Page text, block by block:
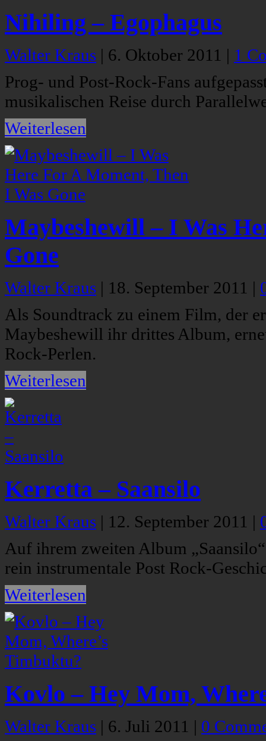
Nihiling – Egophagus
Walter Kraus | 6. Oktober 2011 | 1
Prog- und Post-Rock-Fans
musikalischen Reise durch
Weiterlesen
Maybeshewill – I Was
Gone
Walter Kraus | 18. September 2011 |
Als Soundtrack zu einem Film, der
Maybeshewill ihr drittes Album,
Rock-Perlen.
Weiterlesen
Kerretta – Saansilo
Walter Kraus | 12. September 2011 |
Auf ihrem zweiten Album
rein instrumentale Post Rock-
Weiterlesen
Kovlo – Hey Mom,
Walter Kraus | 6. Juli 2011 | 0